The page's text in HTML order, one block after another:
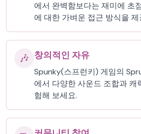
에서 완벽함보다는 재미에 초
에 대한 가벼운 접근 방식을 제
🎶 창의적인 자유
Spunky(스프런키) 게임의
에서 다양한 사운드 조합과 캐
험해 보세요.